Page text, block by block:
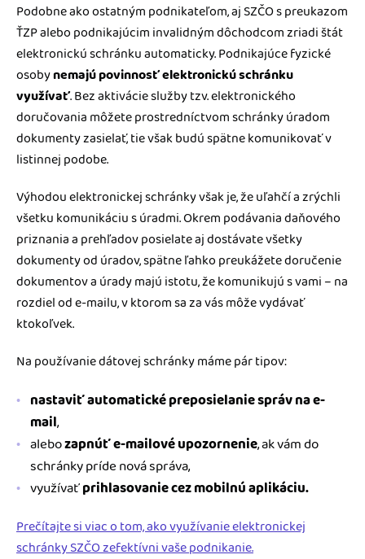
Podobne ako ostatným podnikateľom, aj SZČO s preukazom
ŤZP alebo podnikajúcim invalidným dôchodcom zriadi štát
elektronickú schránku automaticky. Podnikajúce fyzické
osobynemajú povinnosť elektronickú schránku
využívať. Bez aktivácie služby tzv. elektronického
doručovania môžete prostredníctvom schránky úradom
dokumenty zasielať, tie však budú spätne komunikovať v
listinnej podobe.
Výhodou elektronickej schránky však je, že uľahčí a zrýchli
všetku komunikáciu s úradmi. Okrem podávania daňového
priznania a prehľadov posielate aj dostávate všetky
dokumenty od úradov, spätne ľahko preukážete doručenie
dokumentov a úrady majú istotu, že komunikujú s vami – na
rozdiel od e-mailu, v ktorom sa za vás môže vydávať
ktokoľvek.
Na používanie dátovej schránky máme pár tipov:
nastaviť automatické preposielanie správ na e-
mail,
alebozapnúť e-mailové upozornenie, ak vám do
schránky príde nová správa,
využívaťprihlasovanie cez mobilnú aplikáciu.
Prečítajte si viac o tom, ako využívanie elektronickej
schránky SZČO zefektívni vaše podnikanie.